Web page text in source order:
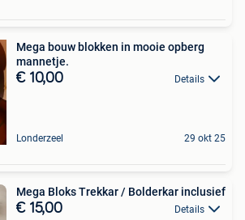
Mega bouw blokken in mooie opberg
mannetje.
€ 10,00 Details
Londerzeel 29 okt 25
Mega Bloks Trekkar / Bolderkar inclusief
€ 15,00 Details